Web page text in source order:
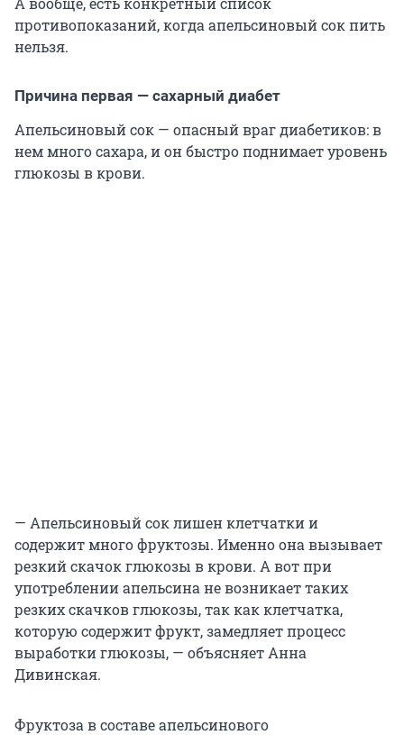
противопоказаний, когда апельсиновый сок пить
нельзя.
Причина первая — сахарный диабет
Апельсиновый сок — опасный враг диабетиков: в
нем много сахара, и он быстро поднимает уровень
глюкозы в крови.
— Апельсиновый сок лишен клетчатки и
содержит много фруктозы. Именно она вызывает
резкий скачок глюкозы в крови. А вот при
употреблении апельсина не возникает таких
резких скачков глюкозы, так как клетчатка,
которую содержит фрукт, замедляет процесс
выработки глюкозы, — объясняет Анна
Дивинская.
Фруктоза в составе апельсинового